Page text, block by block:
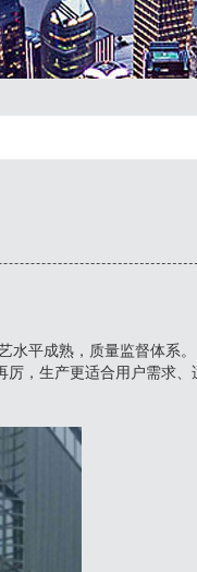
水平成熟，质量监督体系
厉，生产更适合用户需求、